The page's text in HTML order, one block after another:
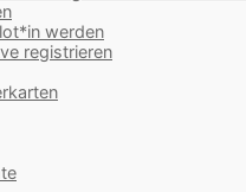
werden
registrieren